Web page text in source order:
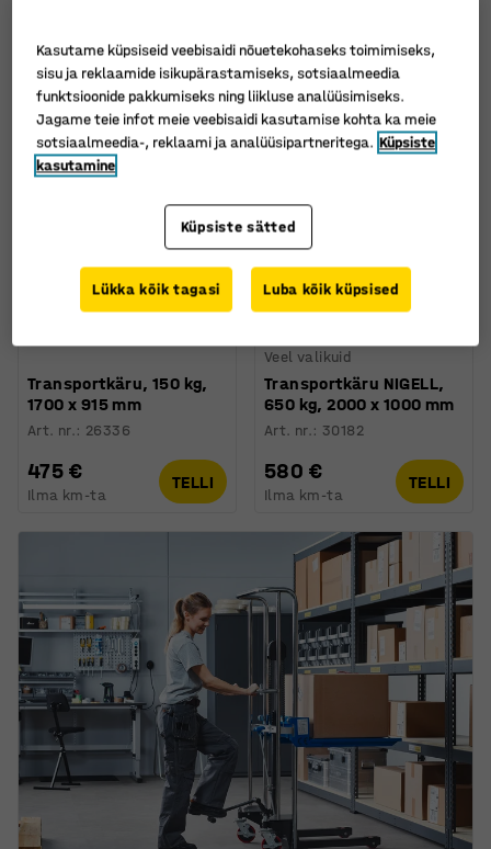
425 €
Ilma km-ta
TELLI 795 €
Ilma km-ta
Transportkäru, 150 kg,
1700 x 915 mm
Art. nr.: 26336
475 €
Ilma km-ta
TELLI
Veel valikuid
Transportkäru NIGELL,
650 kg, 2000 x 1000 mm
Art. nr.: 30182
580 €
Ilma km-ta
TELLI
Kasutame küpsiseid veebisaidi nõuetekohaseks toimimiseks,
sisu ja reklaamide isikupärastamiseks, sotsiaalmeedia
funktsioonide pakkumiseks ning liikluse analüüsimiseks.
Jagame teie infot meie veebisaidi kasutamise kohta ka meie
sotsiaalmeedia-, reklaami ja analüüsipartneritega. Küpsiste
kasutamine
Küpsiste sätted
Lükka kõik tagasi Luba kõik küpsised